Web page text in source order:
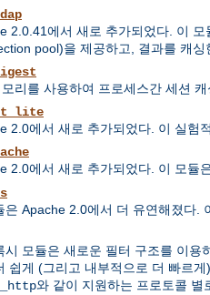
2.0.41에서 새로 추가되었다. 이
pool)을 제공하고, 결과를 캐싱
리를 사용하여 프로세스간 세션 캐
2.0에서 새로 추가되었다. 이 실험
2.0에서 새로 추가되었다. 이 모듈
은 Apache 2.0에서 더 유연해졌다.
시 모듈은 새로운 필터 구조를 이
쉽게 (그리고 내부적으로 더 빠르게
와 같이 지원하는 프로토콜 별